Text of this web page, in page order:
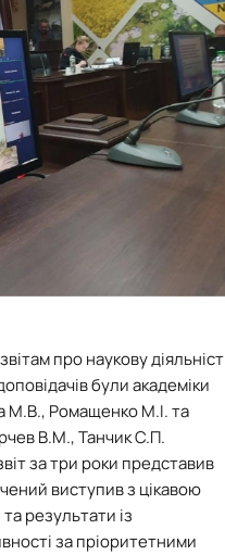
про наукову
були академіки
М.В., Ромащенко М.І. та
В.М., Танчик С.П.
за три роки представив
виступив з цікавою
результати із
за пріоритетними